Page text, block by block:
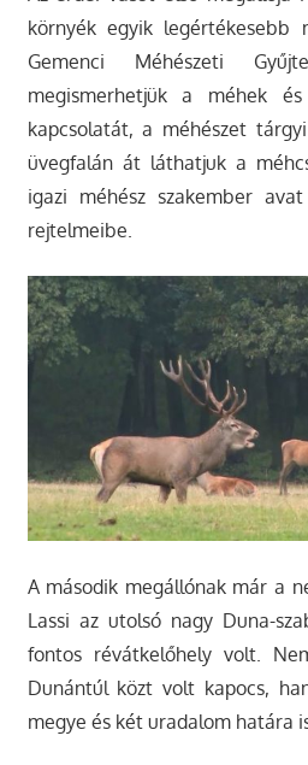
környék egyik legértékesebb
Gemenci Méhészeti
megismerhetjük a méhek
kapcsolatát, a méhészet
üvegfalán át láthatjuk a
igazi méhész szakember
rejtelmeibe.
A második megállónak már a
Lassi az utolsó nagy Duna-
fontos révátkelőhely volt.
Dunántúl közt volt kapocs,
megye és két uradalom határa